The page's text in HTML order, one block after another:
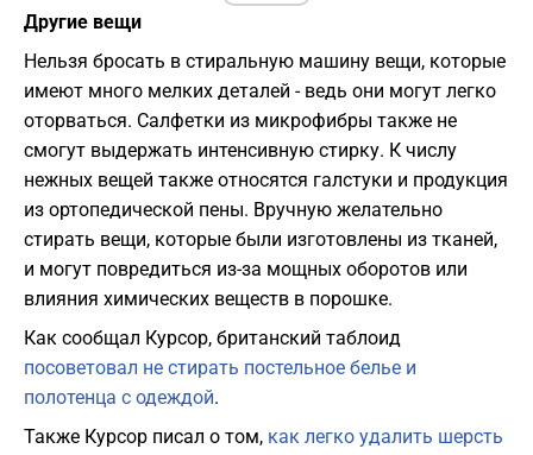
Другие вещи
Нельзя бросать в стиральную машину вещи, которые
имеют много мелких деталей - ведь они могут легко
оторваться. Салфетки из микрофибры также не
смогут выдержать интенсивную стирку. К числу
нежных вещей также относятся галстуки и продукция
из ортопедической пены. Вручную желательно
стирать вещи, которые были изготовлены из тканей,
и могут повредиться из-за мощных оборотов или
влияния химических веществ в порошке.
Как сообщал Курсор, британский таблоид
посоветовал не стирать постельное белье и
полотенца с одеждой.
Также Курсор писал о том, как легко удалить шерсть